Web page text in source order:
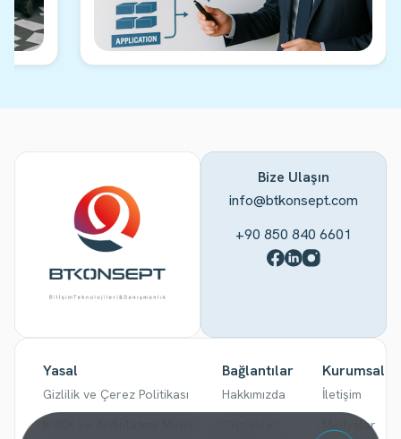
Yasal
Gizlilik ve Çerez Politikası
Bağlantılar
Hakkımızda
Kurumsal
İletişim
Medyalar
Bize Ulaşın
info@btkonsept.com
+90 850 840 6601